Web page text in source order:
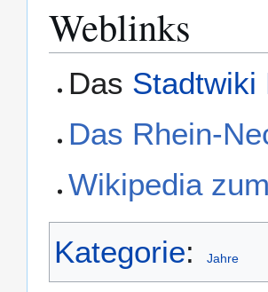
Weblinks
Das Stadtwiki
Das Rhein-
Wikipedia
Kategorie: Jahre